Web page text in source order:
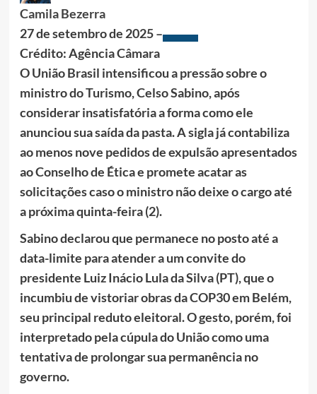
Camila Bezerra
27 de setembro de 2025 –
Crédito: Agência Câmara
O União Brasil intensificou a pressão sobre o
ministro do Turismo, Celso Sabino, após
considerar insatisfatória a forma como ele
anunciou sua saída da pasta. A sigla já contabiliza
ao menos nove pedidos de expulsão apresentados
ao Conselho de Ética e promete acatar as
solicitações caso o ministro não deixe o cargo até
a próxima quinta-feira (2).
Sabino declarou que permanece no posto até a
data-limite para atender a um convite do
presidente Luiz Inácio Lula da Silva (PT), que o
incumbiu de vistoriar obras da COP30 em Belém,
seu principal reduto eleitoral. O gesto, porém, foi
interpretado pela cúpula do União como uma
tentativa de prolongar sua permanência no
governo.